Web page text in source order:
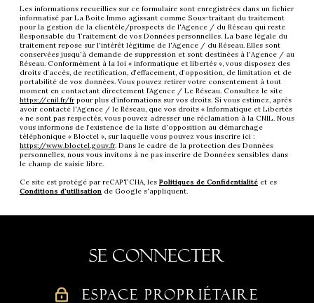
Les informations recueillies sur ce formulaire sont enregistrées dans un fichier
informatisé par La Boite Immo agissant comme Sous-traitant du traitement
pour la gestion de la clientèle/prospects de l'Agence / du Réseau qui reste
Responsable du Traitement de vos Données personnelles. La base légale du
traitement repose sur l'intérêt légitime de l'Agence / du Réseau. Elles sont
conservées jusqu'à demande de suppression et sont destinées à l'Agence / au
Réseau. Conformément à la loi « informatique et libertés », vous disposez des
droits d’accès, de rectification, d’effacement, d’opposition, de limitation et de
portabilité de vos données. Vous pouvez retirer votre consentement à tout
moment en contactant directement l’Agence / Le Réseau. Consultez le site
https://cnil.fr/frpour plus d’informations sur vos droits. Si vous estimez, après
avoir contacté l'Agence / le Réseau, que vos droits « Informatique et Libertés
» ne sont pas respectés, vous pouvez adresser une réclamation à la CNIL. Nous
vous informons de l’existence de la liste d'opposition au démarchage
téléphonique « Bloctel », sur laquelle vous pouvez vous inscrire ici :
https://www.bloctel.gouv.fr. Dans le cadre de la protection des Données
personnelles, nous vous invitons à ne pas inscrire de Données sensibles dans
le champ de saisie libre.
Ce site est protégé par reCAPTCHA, les Politiques de Confidentialité et es
Conditions d'utilisation de Google s'appliquent.
Se connecter
ESPACE PROPRIÉTAIRE